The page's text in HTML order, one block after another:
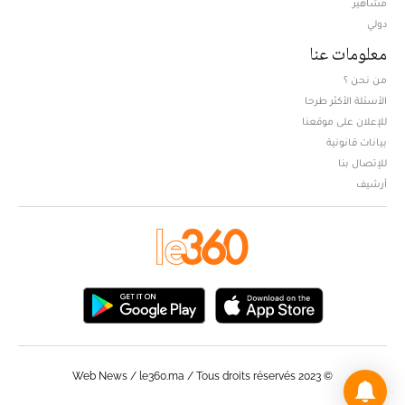
مشاهير
دولي
معلومات عنا
من نحن ؟
الأسئلة الأكثر طرحا
للإعلان على موقعنا
بيانات قانونية
للإتصال بنا
أرشيف
© Web News / le360.ma / Tous droits réservés 2023